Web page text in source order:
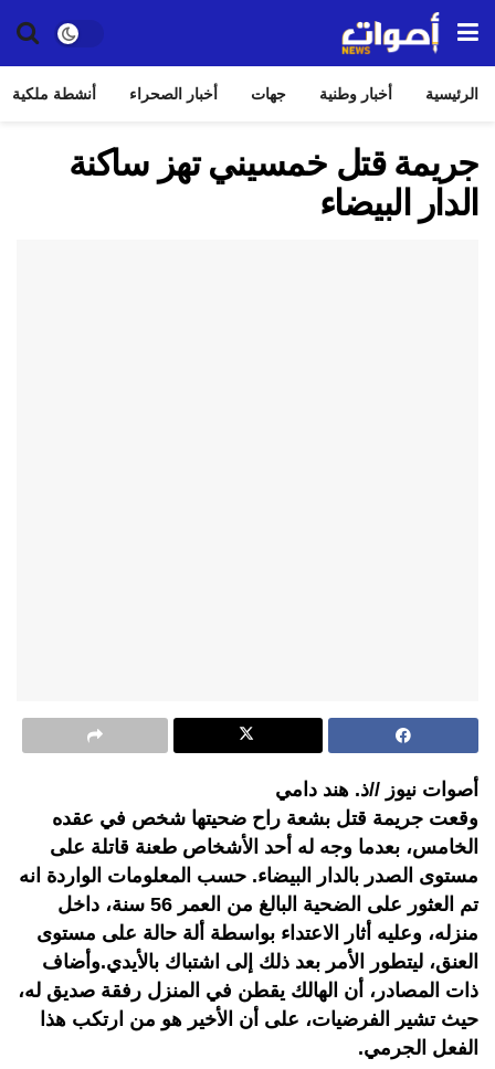
الرئيسية أخبار وطنية جهات أخبار الصحراء أنشطة ملكية
جريمة قتل خمسيني تهز ساكنة
الدار البيضاء
أصوات نيوز //ذ. هند دامي
وقعت جريمة قتل بشعة راح ضحيتها شخص في عقده
الخامس، بعدما وجه له أحد الأشخاص طعنة قاتلة على
مستوى الصدر بالدار البيضاء. حسب المعلومات الواردة انه
تم العثور على الضحية البالغ من العمر 56 سنة، داخل
منزله، وعليه أثار الاعتداء بواسطة ألة حالة على مستوى
العنق، ليتطور الأمر بعد ذلك إلى اشتباك بالأيدي.وأضاف
ذات المصادر، أن الهالك يقطن في المنزل رفقة صديق له،
حيث تشير الفرضيات، على أن الأخير هو من ارتكب هذا
الفعل الجرمي.